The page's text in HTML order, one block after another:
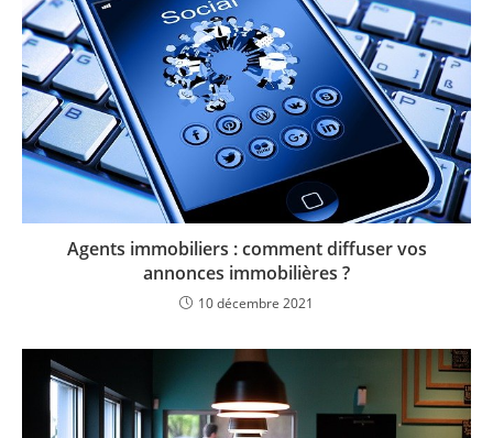
Agents immobiliers : comment diffuser vos
annonces immobilières ?
10 décembre 2021